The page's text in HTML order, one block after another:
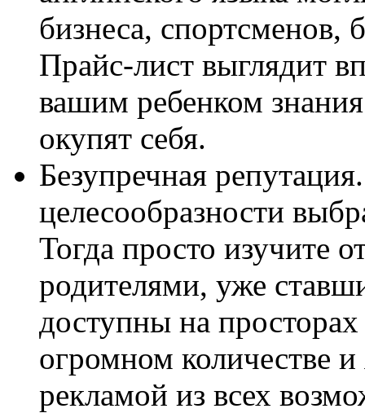
бизнеса, спортсменов,
Прайс-лист выглядит
вашим ребенком
окупят себя.
Безупречная
целесообразности
Тогда просто изучите
родителями, уже
доступны на
огромном количестве
рекламой из всех